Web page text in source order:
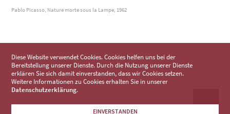
Pablo Picasso, Nature morte sous la Lampe, 1962
Diese Website verwendet Cookies. Cookies helfen uns bei der
Bereitstellung unserer Dienste. Durch die Nutzung unserer Dienste
erklären Sie sich damit einverstanden, dass wir Cookies setzen.
Weitere Informationen zu Cookies erhalten Sie in unserer
Datenschutzerklärung.
EINVERSTANDEN